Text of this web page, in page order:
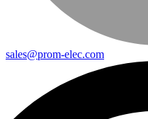
sales@prom-elec.com